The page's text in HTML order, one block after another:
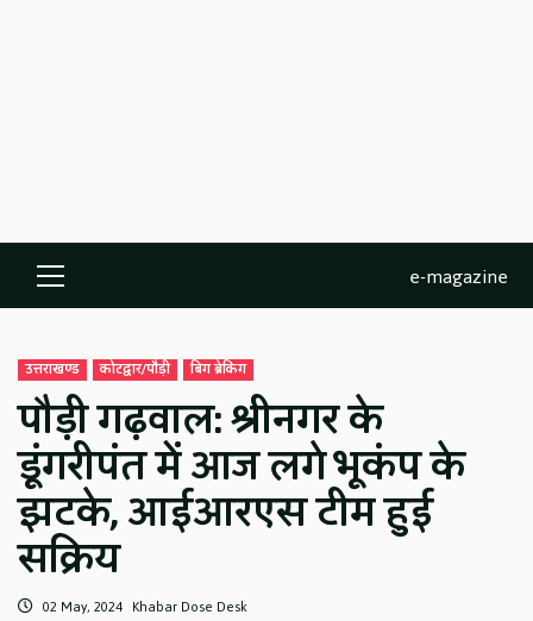
Primary
Menu
e-magazine
उत्तराखण्ड कोटद्वार/पौड़ी बिग ब्रेकिंग
पौड़ी गढ़वाल: श्रीनगर के
डूंगरीपंत में आज लगे भूकंप के
झटके, आईआरएस टीम हुई
सक्रिय
02 May, 2024 Khabar Dose Desk